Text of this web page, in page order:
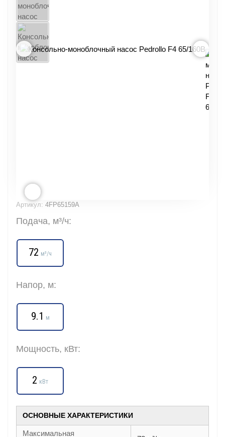
Артикул: 4FP65159A
Подача, м³/ч:
72 м³/ч
Напор, м:
9.1 м
Мощность, кВт:
2 кВт
ОСНОВНЫЕ ХАРАКТЕРИСТИКИ
Максимальная